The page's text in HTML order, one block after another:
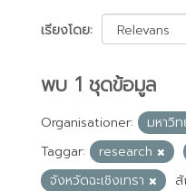
เรียงโดย
พบ 1 ชุดข้อมูล
Organisationer:
มหาวิ
Taggar:
research
จังหวัดฉะเชิงเทรา